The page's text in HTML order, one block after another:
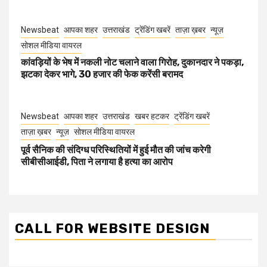
Newsbeat आपका शहर उत्तराखंड ट्रेंडिंग खबरें ताज़ा ख़बर न्यूज़
सोशल मीडिया वायरल
कांवड़ियों के भेष में नकली नोट चलाने वाला गिरोह, दुकानदार ने पकड़ा,
झटका देकर भागे, 30 हजार की फेक करेंसी बरामद
Newsbeat आपका शहर उत्तराखंड खबर हटकर ट्रेंडिंग खबरें
ताज़ा ख़बर न्यूज़ सोशल मीडिया वायरल
पूर्व सैनिक की संदिग्ध परिस्थितियों में हुई मौत की जांच करेगी
सीबीसीआईडी, पिता ने लगाया है हत्या का आरोप
CALL FOR WEBSITE DESIGN